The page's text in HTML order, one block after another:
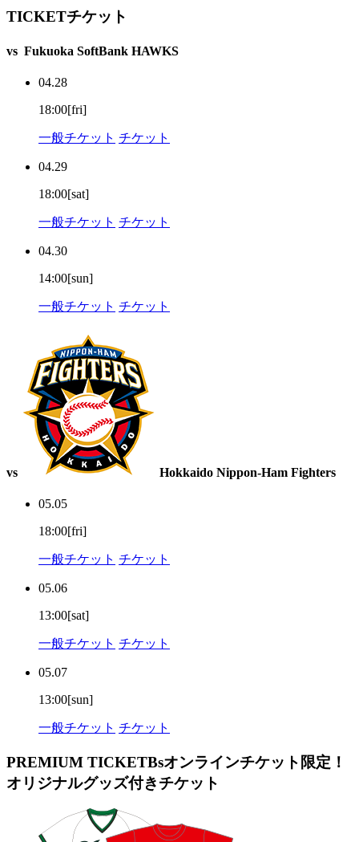
TICKETチケット
vs Fukuoka SoftBank HAWKS
04.28
18:00[fri]
一般チケット チケット
04.29
18:00[sat]
一般チケット チケット
04.30
14:00[sun]
一般チケット チケット
vs Hokkaido Nippon-Ham Fighters
05.05
18:00[fri]
一般チケット チケット
05.06
13:00[sat]
一般チケット チケット
05.07
13:00[sun]
一般チケット チケット
PREMIUM TICKETBsオンラインチケット限定！
オリジナルグッズ付きチケット